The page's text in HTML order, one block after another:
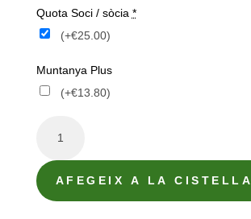
Quota Soci / sòcia *
(+€25.00)
Muntanya Plus
(+€13.80)
Llicència
FEEC
AFEGEIX A LA CISTELLA